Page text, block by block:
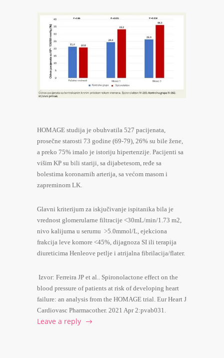
HOMAGE studija je obuhvatila 527 pacijenata,
prosečne starosti 73 godine (69-79), 26% su bile žene,
a preko 75% imalo je istoriju hipertenzije. Pacijenti sa
višim KP su bili stariji, sa dijabetesom, ređe sa
bolestima koronarnih arterija, sa većom masom i
zapreminom LK.
Glavni kriterijum za iskjučivanje ispitanika bila je
vrednost glomerularne filtracije <30mL/min/1.73 m2
nivo kalijuma u serumu >5.0mmol/L, ejekciona
frakcija leve komore <45%, dijagnoza SI ili terapija
diureticima Henleove petlje i atrijalna fibrilacija/flater.
Izvor: Ferreira JP et al.. Spironolactone effect on the
blood pressure of patients at risk of developing heart
failure: an analysis from the HOMAGE trial. Eur Heart J
Cardiovasc Pharmacother. 2021 Apr 2:pvab031.
Leave a reply